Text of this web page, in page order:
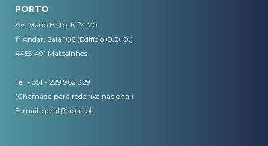
PORTO
Av. Mário Brito, N.º4170
1º Andar, Sala 106 (Edifício O.D.O.)
4455-491 Matosinhos
Tel. - 351 - 229 962 329
(Chamada para rede fixa nacional)
E-mail: geral@apat.pt